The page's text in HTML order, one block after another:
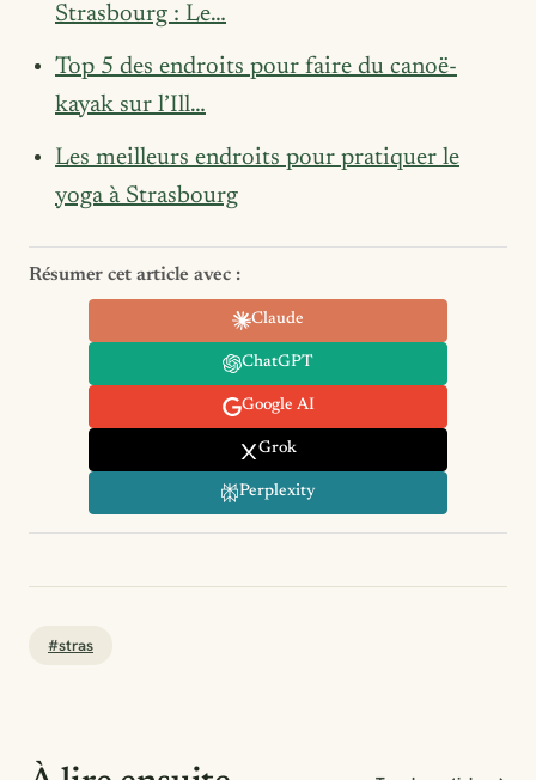
Strasbourg : Le…
Top 5 des endroits pour faire du canoë-
kayak sur l’Ill…
Les meilleurs endroits pour pratiquer le
yoga à Strasbourg
Résumer cet article avec :
Claude
ChatGPT
Google AI
Grok
Perplexity
#stras